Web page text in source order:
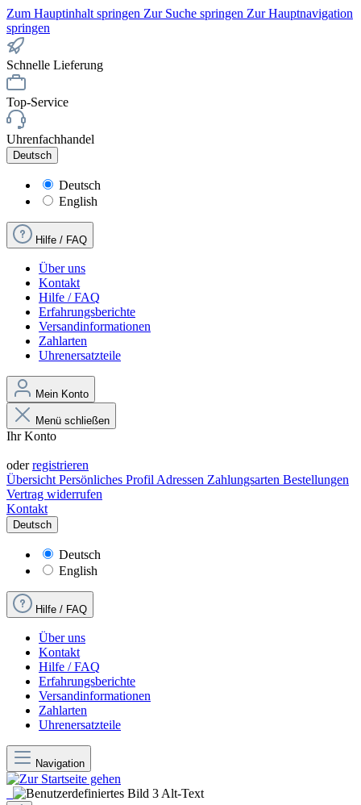
Zum Hauptinhalt springen Zur Suche springen Zur Hauptnavigation
springen
Schnelle Lieferung
Top-Service
Uhrenfachhandel
Deutsch
Deutsch
English
Hilfe / FAQ
Über uns
Kontakt
Hilfe / FAQ
Erfahrungsberichte
Versandinformationen
Zahlarten
Uhrenersatzteile
Mein Konto
Menü schließen
Ihr Konto
oderregistrieren
Übersicht Persönliches Profil Adressen Zahlungsarten Bestellungen
Vertrag widerrufen
Kontakt
Deutsch
Deutsch
English
Hilfe / FAQ
Über uns
Kontakt
Hilfe / FAQ
Erfahrungsberichte
Versandinformationen
Zahlarten
Uhrenersatzteile
Navigation